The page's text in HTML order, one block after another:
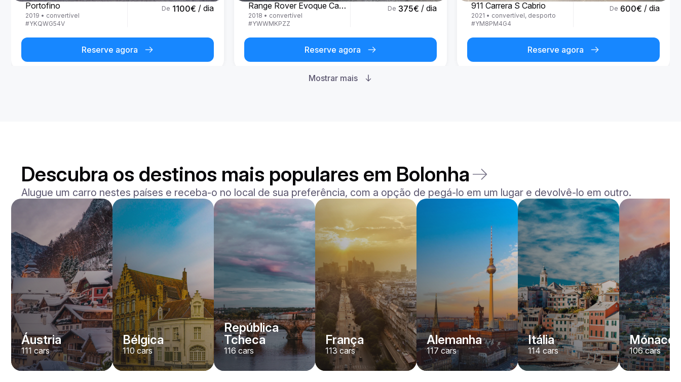
Portofino
2019 • convertível
#YKQWG54V
De 1100€ / dia
Reserve agora
Range Rover Evoque Cabrio
2018 • convertível
#YWWMKPZZ
De 375€ / dia
Reserve agora
911 Carrera S Cabrio
2021 • convertível, desporto
#YM8PM4G4
De 600€ / dia
Reserve agora
Mercedes Benz
Maybach S-klasse 580
#
YXWG36PR
De 750
Reserve agora
Ferrari
F8 Spider
2022• convertível, desporto
RNWMPA4V
De 1500
Reserve agora
Rolls-Royce
2022•convertível
YJPXZKDA
De 2200
Reserve agora
Mostrar mais
Descubra os destinos mais populares em Bolonha
Alugue um carro nestes países e receba-o no local de sua preferência, com a opção de pegá-lo em um lugar e devolvê-lo em outro.
Áustria
111 cars
Bélgica
110cars
República
Tcheca
116cars
França
113cars
Alemanha
117 cars
Itália
114 cars
Mónaco
106cars